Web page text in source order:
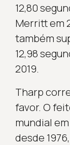
12,80
Merritt em
também
12,98
2019.
Tharp
favor. O
mundial
desde